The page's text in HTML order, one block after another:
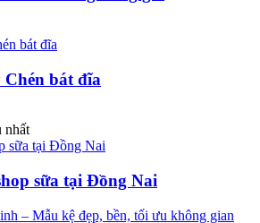
bát đĩa
nhất
sữa tại Đồng Nai